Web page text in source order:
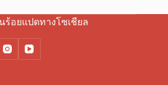
ร้อยแปดทางโซเชียล